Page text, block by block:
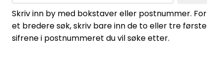
Skriv inn by med bokstaver eller postnummer. For
et bredere søk, skriv bare inn de to eller tre første
sifrene i postnummeret du vil søke etter.